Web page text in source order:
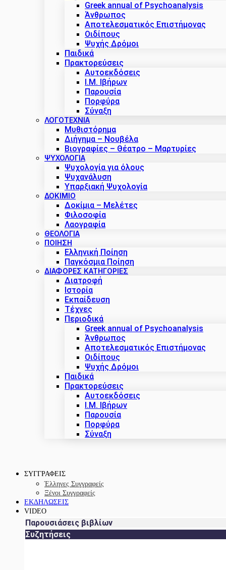
Greek annual of Psychoanalysis
Άνθρωπος
Αποτελεσματικός Επιστήμονας
Οιδίπους
Ψυχής Δρόμοι
Παιδικά
Πρακτoρεύσεις
Αυτοεκδόσεις
Ι.Μ. Ιβήρων
Παρουσία
Πορφύρα
Σύναξη
ΛΟΓΟΤΕΧΝΙΑ
Μυθιστόρημα
Διήγημα – Νουβέλα
Βιογραφίες – Θέατρο – Μαρτυρίες
ΨΥΧΟΛΟΓΙΑ
Ψυχολογία για όλους
Ψυχανάλυση
Υπαρξιακή Ψυχολογία
ΔΟΚΊΜΙΟ
Δοκίμια – Μελέτες
Φιλοσοφία
Λαογραφία
ΘΕΟΛΟΓΙΑ
ΠΟΙΗΣΗ
Ελληνική Ποίηση
Παγκόσμια Ποίηση
ΔΙΑΦΟΡΕΣ ΚΑΤΗΓΟΡΙΕΣ
Διατροφή
Ιστορία
Εκπαίδευση
Τέχνες
Περιοδικά
Greek annual of Psychoanalysis
Άνθρωπος
Αποτελεσματικός Επιστήμονας
Οιδίπους
Ψυχής Δρόμοι
Παιδικά
Πρακτoρεύσεις
Αυτοεκδόσεις
Ι.Μ. Ιβήρων
Παρουσία
Πορφύρα
Σύναξη
ΣΥΓΓΡΑΦΕΙΣ
Έλληνες Συγγραφείς
Ξένοι Συγγραφείς
ΕΚΔΗΛΩΣΕΙΣ
VIDEO
Παρουσιάσεις βιβλίων
Συζητήσεις